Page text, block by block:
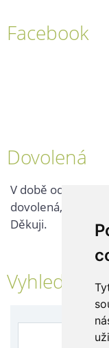
Facebook
Dovolená
V době od 25. 7. -
dovolená,
Děkuji.
Vyhledávání